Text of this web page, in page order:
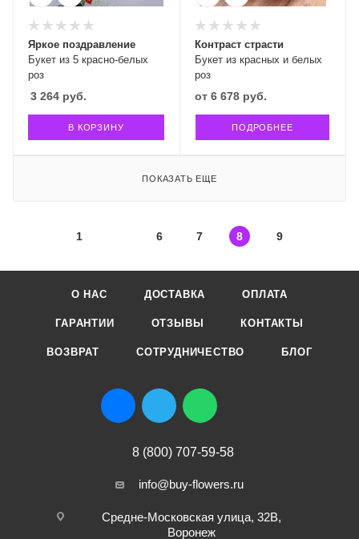
Букет из 5 красно-белых
роз
Яркое поздравление
3 264 руб.
В КОРЗИНУ
Букет из красных и белых
роз
Контраст страсти
от 6 678 руб.
ПОДРОБНЕЕ
ПОКАЗАТЬ ЕЩЕ
1 6 7 8 9
О НАС ДОСТАВКА ОПЛАТА
ГАРАНТИИ ОТЗЫВЫ КОНТАКТЫ
ВОЗВРАТ СОТРУДНИЧЕСТВО БЛОГ
8 (800) 707-59-58
info@buy-flowers.ru
Средне-Московская улица, 32В,
Воронеж